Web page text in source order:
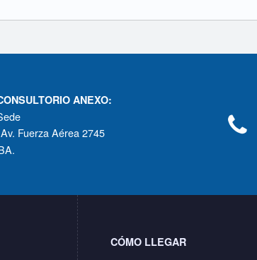
ANEXO:
Fuerza Aérea 2745
CÓMO LLEGAR